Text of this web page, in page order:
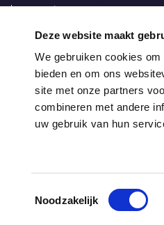
Deze website maakt
We gebruiken cookies
bieden en om ons
site met onze partners
combineren met andere
uw gebruik van hun
Toestemmingsselectie
Noodzakelijk
right reserved.